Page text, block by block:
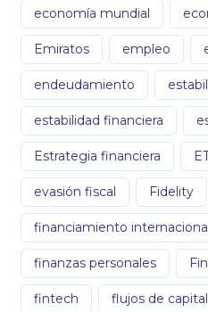
economía mundial
Emiratos empleo
endeudamiento
estabilidad financiera
Estrategia financiera
evasión fiscal Fidelity
financiamiento
finanzas personales
fintech flujos de capital